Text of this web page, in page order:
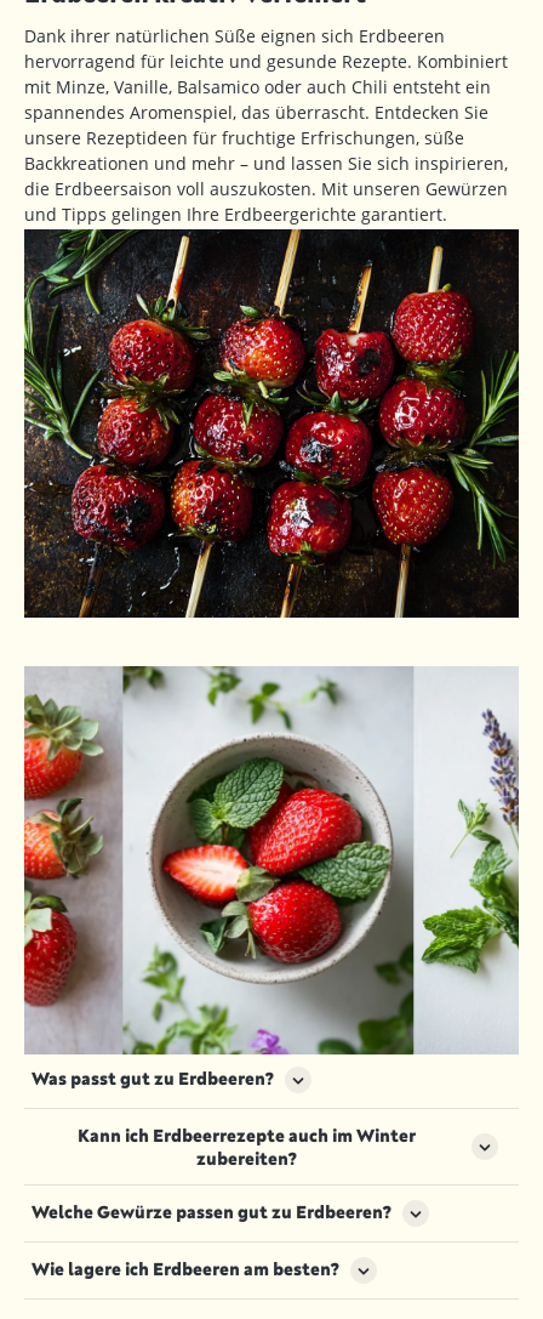
Dank ihrer natürlichen Süße eignen sich Erdbeeren
hervorragend für leichte und gesunde Rezepte. Kombiniert
mit Minze, Vanille, Balsamico oder auch Chili entsteht ein
spannendes Aromenspiel, das überrascht. Entdecken Sie
unsere Rezeptideen für fruchtige Erfrischungen, süße
Backkreationen und mehr – und lassen Sie sich inspirieren,
die Erdbeersaison voll auszukosten. Mit unseren Gewürzen
und Tipps gelingen Ihre Erdbeergerichte garantiert.
Was passt gut zu Erdbeeren?
wie Vanille, Minze, Balsamico, Joghurt, Schokolade
oder sogar Chili – je nach Geschmack auch herzhaft
Kann ich Erdbeerrezepte auch im Winter
zubereiten?
Rezepte ganzjährig zubereiten – besonders
Smoothies, Soßen oder Desserts gelingen damit
wunderbar.
Welche Gewürze passen gut zu Erdbeeren?
Zitronenabrieb bringen die natürliche Süße der
Erdbeere besonders gut zur Geltung. Für
Wie lagere ich Erdbeeren am besten?